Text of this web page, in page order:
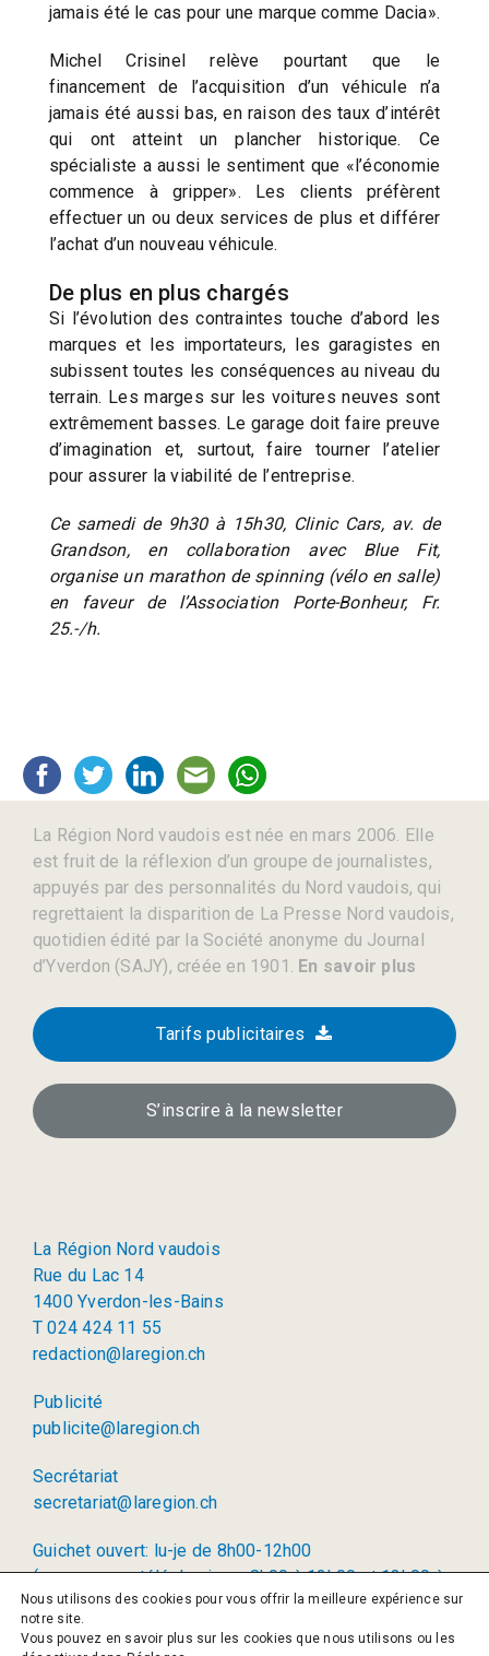
jamais été le cas pour une marque comme Dacia».
Michel Crisinel relève pourtant que le
financement de l’acquisition d’un véhicule n’a
jamais été aussi bas, en raison des taux d’intérêt
qui ont atteint un plancher historique. Ce
spécialiste a aussi le sentiment que «l’économie
commence à gripper». Les clients préfèrent
effectuer un ou deux services de plus et différer
l’achat d’un nouveau véhicule.
De plus en plus chargés
Si l’évolution des contraintes touche d’abord les
marques et les importateurs, les garagistes en
subissent toutes les conséquences au niveau du
terrain. Les marges sur les voitures neuves sont
extrêmement basses. Le garage doit faire preuve
d’imagination et, surtout, faire tourner l’atelier
pour assurer la viabilité de l’entreprise.
Ce samedi de 9h30 à 15h30, Clinic Cars, av. de
Grandson, en collaboration avec Blue Fit,
organise un marathon de spinning (vélo en salle)
en faveur de l’Association Porte-Bonheur, Fr.
25.-/h.
La Région Nord vaudois est née en mars 2006. Elle
est fruit de la réflexion d’un groupe de journalistes,
appuyés par des personnalités du Nord vaudois, qui
regrettaient la disparition de La Presse Nord vaudois,
quotidien édité par la Société anonyme du Journal
d’Yverdon (SAJY), créée en 1901. En savoir plus
Tarifs publicitaires
S’inscrire à la newsletter
La Région Nord vaudois
Rue du Lac 14
1400 Yverdon-les-Bains
T 024 424 11 55
redaction@laregion.ch
Publicité
publicite@laregion.ch
Secrétariat
secretariat@laregion.ch
Guichet ouvert: lu-je de 8h00-12h00
(permanence téléphonique: 8h00 à 12h00 et 13h00 à
17h00)
© 2026 La Région SA
Nous utilisons des cookies pour vous offrir la meilleure expérience sur
notre site.
Vous pouvez en savoir plus sur les cookies que nous utilisons ou les